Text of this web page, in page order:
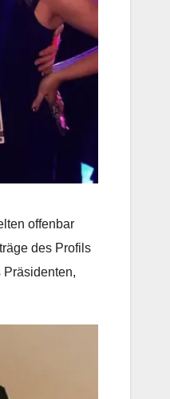
offenbar
des Profils